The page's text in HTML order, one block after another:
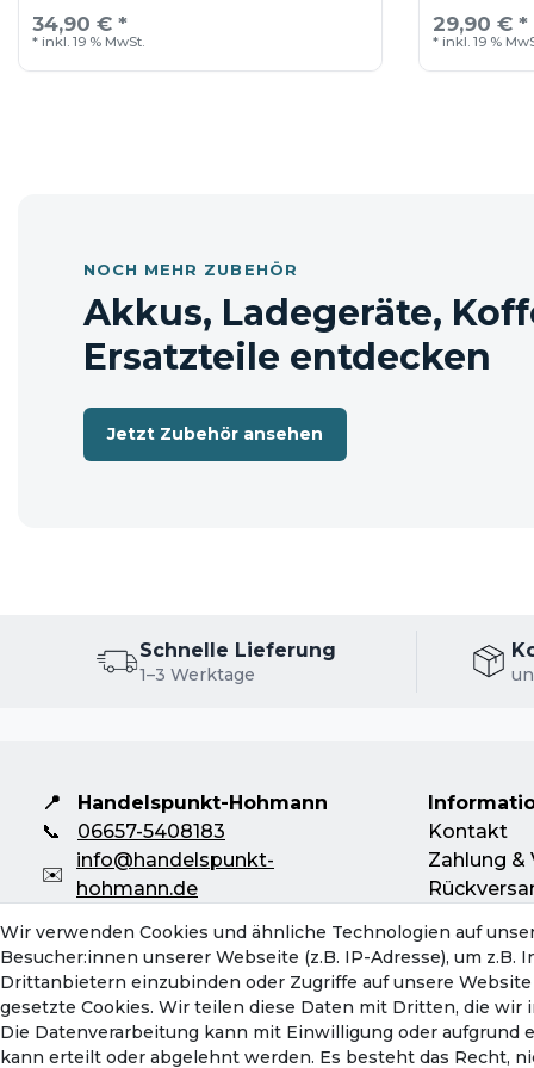
Akkutyp Li-ion
Aufnahme 3/8 "
Lieferumfang
Akku-Bohrschrauber DF 333 D
solo = ohne Akku und ohne Ladegerät
34,90 € *
* inkl. 19 % MwSt.
29,90 € *
* inkl. 19 %
NOCH MEHR ZUBEHÖR
Akkus, Ladegeräte,
Ersatzteile entdecken
Jetzt Zubehör ansehen
Schnelle Lieferung
1–3 Werktage
📍
Handelspunkt-Hohmann
📞
06657-5408183
✉️
info@handelspunkt-
hohmann.de
Fr: 08:00 - 13:00 Uhr
Kontakt
Zahlung &
Hinweise
Wir verwenden Cookies und ähnliche Technologien auf
Besucher:innen unserer Webseite (z.B. IP-Adresse), um
Drittanbietern einzubinden oder Zugriffe auf unsere
gesetzte Cookies. Wir teilen diese Daten mit Dritten, die wir
Die Datenverarbeitung kann mit Einwilligung oder
kann erteilt oder abgelehnt werden. Es besteht das Recht,